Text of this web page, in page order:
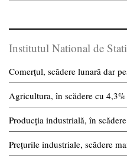
Institutul National de
Comerțul, scădere lunară dar
Agricultura, în scădere cu
Producția industrială, în
Prețurile industriale, scădere